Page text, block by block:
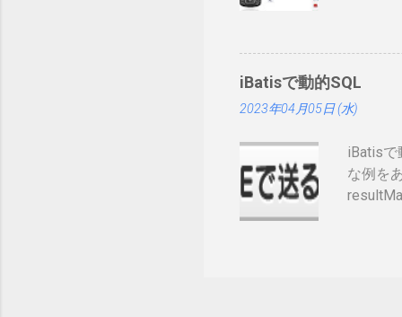
きてま
す。私
止法が
Tweet
ソンか
してい
iBatisで動的SQL
2023年04月05日 (水)
iBatisで
な例を